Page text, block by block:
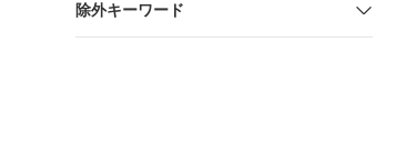
除外キーワード